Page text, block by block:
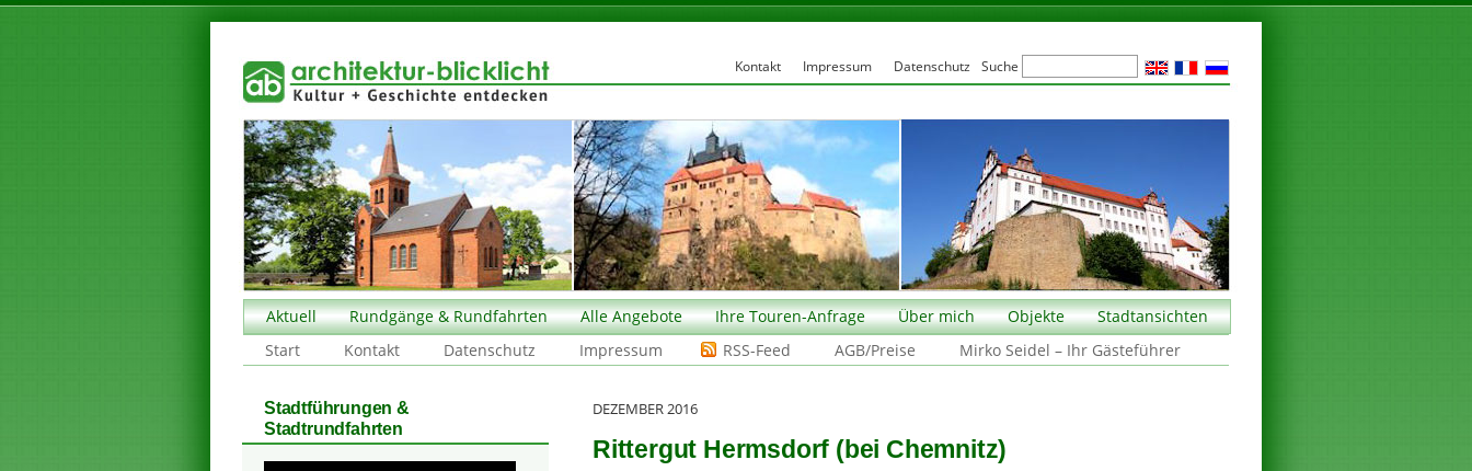
Aktuell Rundgänge & Rundfahrten Alle Angebote Ihre Touren-Anfrage Über mich Objekte
Stadtansichten
Start
Kontakt Datenschutz Impressum RSS-Feed AGB/Preise Mirko Seidel – Ihr Gästeführer
DEZEMBER 2016
Rittergut Hermsdorf (bei Chemnitz)
Stadtführungen &
Stadtrundfahrten
Kontakt Impressum Datenschutz Suche